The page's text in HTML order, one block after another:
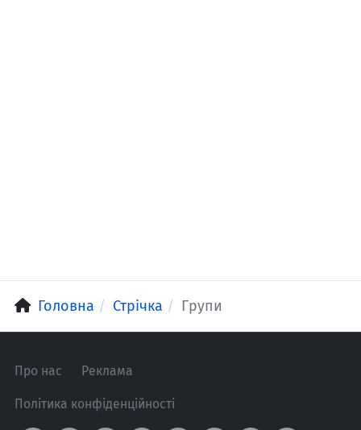
Головна Стрічка Групи
Про нас Реклама
Політика конфіденційності